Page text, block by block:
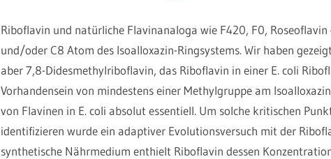
Riboflavin und natürliche Flavinanaloga wie F420, F0,
und/oder C8 Atom des Isoalloxazin-Ringsystems. Wir haben
aber 7,8-Didesmethylriboflavin, das Riboflavin in einer E. coli
Vorhandensein von mindestens einer Methylgruppe am
von Flavinen in E. coli absolut essentiell. Um solche kritischen
identifizieren wurde ein adaptiver Evolutionsversuch mit der
synthetische Nährmedium enthielt Riboflavin dessen